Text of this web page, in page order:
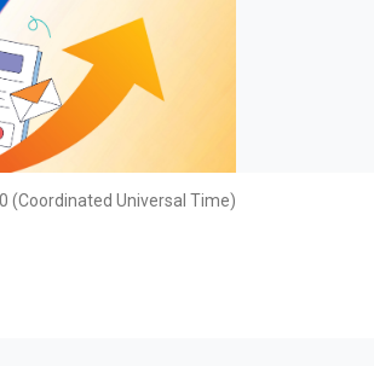
(Coordinated Universal Time)
於我們